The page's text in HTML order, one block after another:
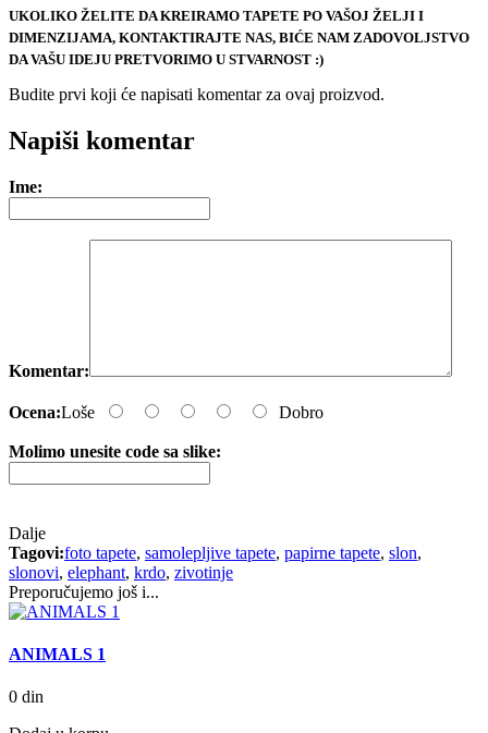
UKOLIKO ŽELITE DA KREIRAMO TAPETE PO VAŠOJ ŽELJI I
DIMENZIJAMA, KONTAKTIRAJTE NAS, BIĆE NAM ZADOVOLJSTVO
DA VAŠU IDEJU PRETVORIMO U STVARNOST :)
Budite prvi koji će napisati komentar za ovaj proizvod.
Napiši komentar
Ime:
Komentar:
Ocena:Loše Dobro
Molimo unesite code sa slike:
Dalje
Tagovi:foto tapete, samolepljive tapete, papirne tapete, slon,
slonovi, elephant, krdo, zivotinje
Preporučujemo još i...
ANIMALS 1
0 din